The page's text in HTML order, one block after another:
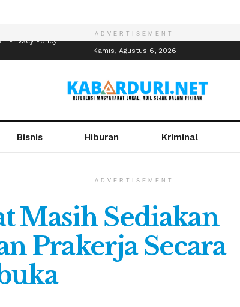
ADVERTISEMENT
Privacy Policy
Kamis, Agustus 6, 2026
Bisnis Hiburan Kriminal
ADVERTISEMENT
Masih Sediakan
Prakerja Secara